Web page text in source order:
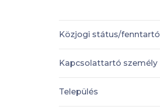
Közjogi státus/fenntartó
Kapcsolattartó személy
Település